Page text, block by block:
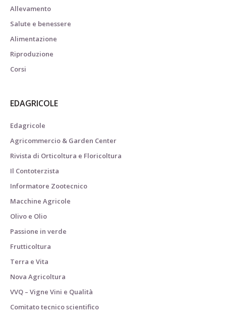
Allevamento
Salute e benessere
Alimentazione
Riproduzione
Corsi
EDAGRICOLE
Edagricole
Agricommercio & Garden Center
Rivista di Orticoltura e Floricoltura
Il Contoterzista
Informatore Zootecnico
Macchine Agricole
Olivo e Olio
Passione in verde
Frutticoltura
Terra e Vita
Nova Agricoltura
VVQ – Vigne Vini e Qualità
Comitato tecnico scientifico